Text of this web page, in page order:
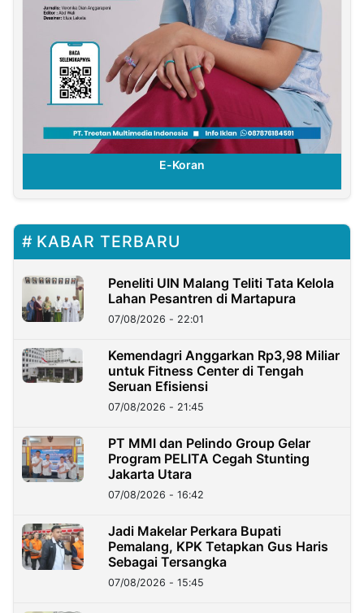
E-Koran
KABAR TERBARU
Peneliti UIN Malang Teliti Tata Kelola
Lahan Pesantren di Martapura
07/08/2026 - 22:01
Kemendagri Anggarkan Rp3,98 Miliar
untuk Fitness Center di Tengah
Seruan Efisiensi
07/08/2026 - 21:45
PT MMI dan Pelindo Group Gelar
Program PELITA Cegah Stunting
Jakarta Utara
07/08/2026 - 16:42
Jadi Makelar Perkara Bupati
Pemalang, KPK Tetapkan Gus Haris
Sebagai Tersangka
07/08/2026 - 15:45